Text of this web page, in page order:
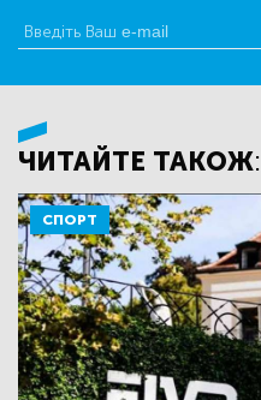
ЧИТАЙТЕ ТАКОЖ:
СПОРТ